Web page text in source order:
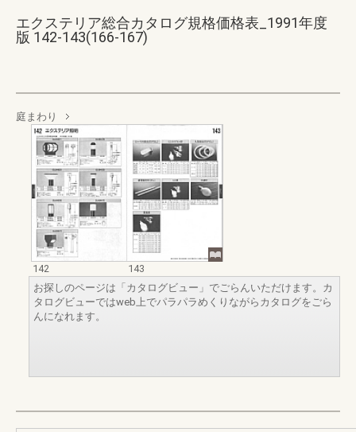
エクステリア総合カタログ規格価格表_1991年度
版 142-143(166-167)
庭まわり
142
143
お探しのページは「カタログビュー」でごらんいただけます。カ
タログビューではweb上でパラパラめくりながらカタログをごら
んになれます。